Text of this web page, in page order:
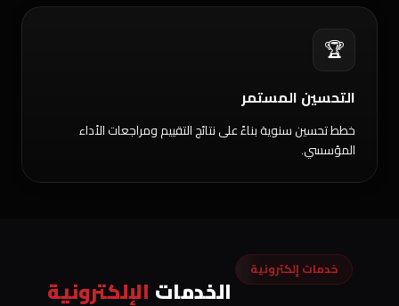
🏆
التحسين المستمر
خطط تحسين سنوية بناءً على نتائج التقييم ومراجعات الأداء
المؤسسي.
خدمات إلكترونية
الخدمات الإلكترونية